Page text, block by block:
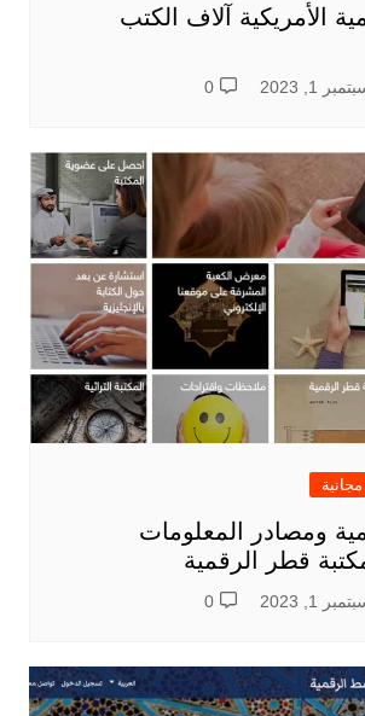
الأمريكية آلاف الكتب
1, 2023
0
ومصادر المعلومات
مكتبة قطر الرقمية
1, 2023
0